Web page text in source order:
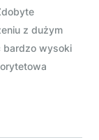
z dużym
bardzo wysoki